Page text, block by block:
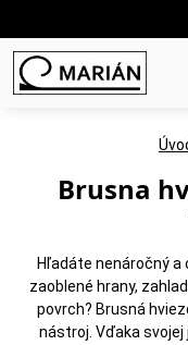
Brusna
Hľadáte nenáročný
zaoblené hrany,
povrch? Brusná
nástroj. Vďaka